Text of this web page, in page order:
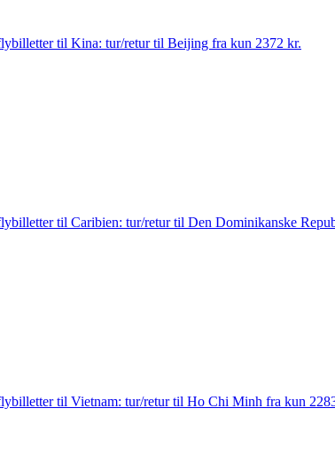
til Kina: tur/retur til Beijing fra kun 2372 kr.
til Caribien: tur/retur til Den Dominikanske
til Vietnam: tur/retur til Ho Chi Minh fra kun